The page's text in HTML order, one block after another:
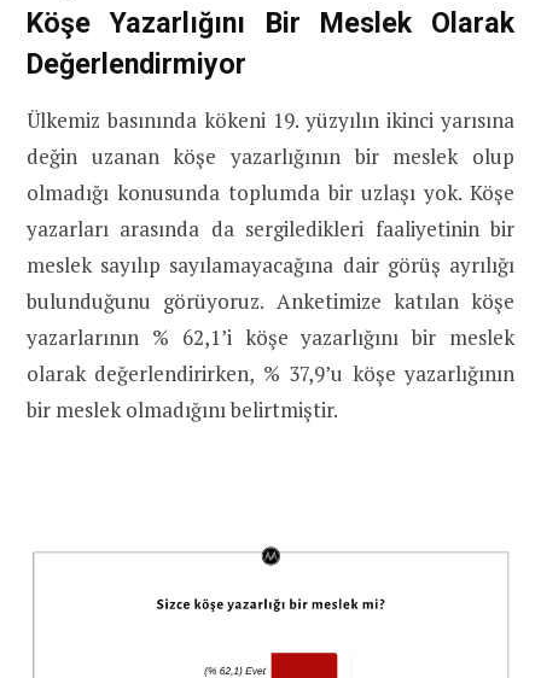
Köşe Yazarlığını Bir Meslek Olarak
Değerlendirmiyor
Ülkemiz basınında kökeni 19. yüzyılın ikinci yarısına
değin uzanan köşe yazarlığının bir meslek olup
olmadığı konusunda toplumda bir uzlaşı yok. Köşe
yazarları arasında da sergiledikleri faaliyetinin bir
meslek sayılıp sayılamayacağına dair görüş ayrılığı
bulunduğunu görüyoruz. Anketimize katılan köşe
yazarlarının % 62,1’i köşe yazarlığını bir meslek
olarak değerlendirirken, % 37,9’u köşe yazarlığının
bir meslek olmadığını belirtmiştir.